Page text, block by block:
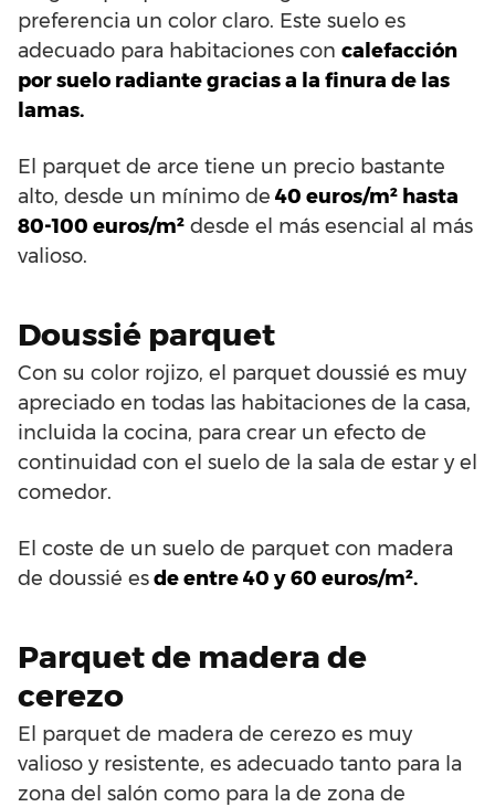
preferencia un color claro. Este suelo es
adecuado para habitaciones con calefacción
por suelo radiante gracias a la finura de las
lamas.
El parquet de arce tiene un precio bastante
alto, desde un mínimo de 40 euros/m² hasta
80-100 euros/m² desde el más esencial al más
valioso.
Doussié parquet
Con su color rojizo, el parquet doussié es muy
apreciado en todas las habitaciones de la casa,
incluida la cocina, para crear un efecto de
continuidad con el suelo de la sala de estar y el
comedor.
El coste de un suelo de parquet con madera
de doussié esde entre 40 y 60 euros/m².
Parquet de madera de
cerezo
El parquet de madera de cerezo es muy
valioso y resistente, es adecuado tanto para la
zona del salón como para la de zona de